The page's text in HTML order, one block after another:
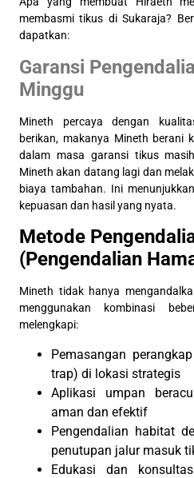
membasmi tikus di Sukaraja?
dapatkan:
Garansi
Minggu
Mineth percaya dengan
berikan, makanya Mineth berani
dalam masa garansi tikus
Mineth akan datang lagi dan
biaya tambahan. Ini
kepuasan dan hasil yang nyata.
Metode
(Pengendalian
Mineth tidak hanya
menggunakan kombinasi
melengkapi:
Pemasangan
trap) di lokasi strategis
Aplikasi umpan
aman dan efektif
Pengendalian habitat
penutupan jalur masuk
Edukasi dan